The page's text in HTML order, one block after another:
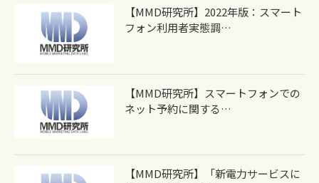
【MMD研究所】2022年版：スマート
フォン利用者実態調…
【MMD研究所】スマートフォンでの
ネット予約に関する…
【MMD研究所】「新電力サービスに